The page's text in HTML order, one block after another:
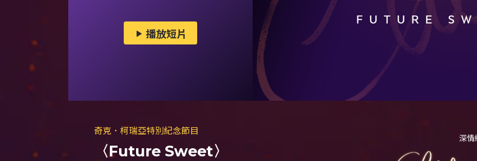
播放短片
奇克．柯瑞亞特別紀念節目
〈Future Sweet〉
深情